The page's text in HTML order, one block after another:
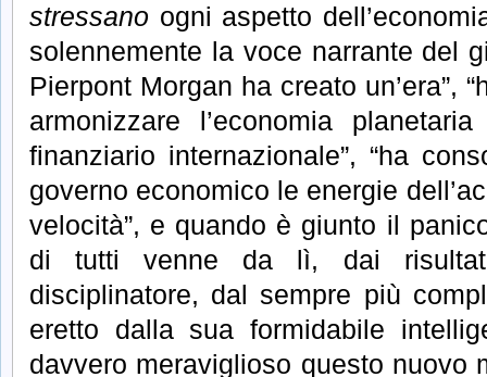
stressano ogni aspetto
solennemente la voce narrante del
Pierpont Morgan ha creato un’era”,
armonizzare l’economia
finanziario internazionale”, “ha
governo economico le energie
velocità”, e quando è giunto il
di tutti venne da lì, dai
disciplinatore, dal sempre più
eretto dalla sua formidabile
davvero meraviglioso questo nuovo